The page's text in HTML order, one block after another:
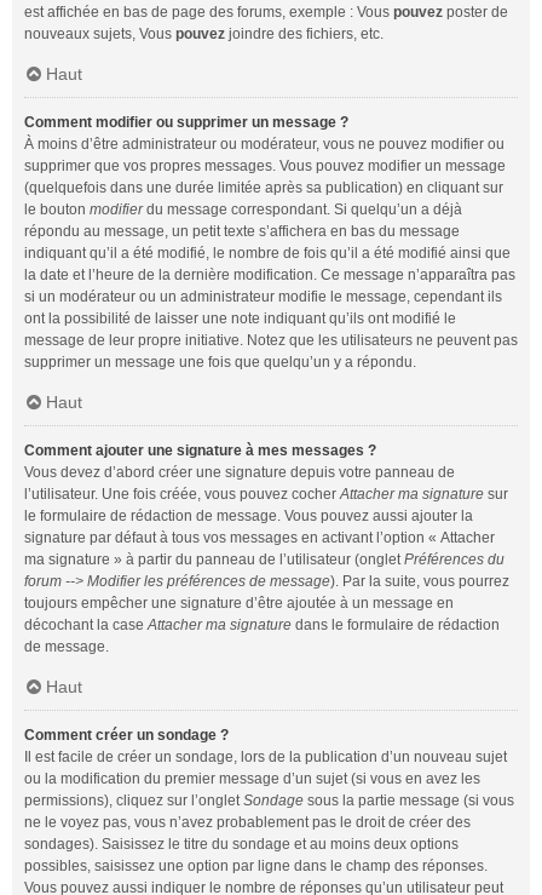
est affichée en bas de page des forums, exemple : Vous pouvez poster de
nouveaux sujets, Vous pouvez joindre des fichiers, etc.
Haut
Comment modifier ou supprimer un message ?
À moins d’être administrateur ou modérateur, vous ne pouvez modifier ou
supprimer que vos propres messages. Vous pouvez modifier un message
(quelquefois dans une durée limitée après sa publication) en cliquant sur
le bouton modifierdu message correspondant. Si quelqu’un a déjà
répondu au message, un petit texte s’affichera en bas du message
indiquant qu’il a été modifié, le nombre de fois qu’il a été modifié ainsi que
la date et l’heure de la dernière modification. Ce message n’apparaîtra pas
si un modérateur ou un administrateur modifie le message, cependant ils
ont la possibilité de laisser une note indiquant qu’ils ont modifié le
message de leur propre initiative. Notez que les utilisateurs ne peuvent pas
supprimer un message une fois que quelqu’un y a répondu.
Haut
Comment ajouter une signature à mes messages ?
Vous devez d’abord créer une signature depuis votre panneau de
l’utilisateur. Une fois créée, vous pouvez cocherAttacher ma signature sur
le formulaire de rédaction de message. Vous pouvez aussi ajouter la
signature par défaut à tous vos messages en activant l’option « Attacher
ma signature » à partir du panneau de l’utilisateur (ongletPréférences du
forum --> Modifier les préférences de message). Par la suite, vous pourrez
toujours empêcher une signature d’être ajoutée à un message en
décochant la caseAttacher ma signature dans le formulaire de rédaction
de message.
Haut
Comment créer un sondage ?
Il est facile de créer un sondage, lors de la publication d’un nouveau sujet
ou la modification du premier message d’un sujet (si vous en avez les
permissions), cliquez sur l’ongletSondage sous la partie message (si vous
ne le voyez pas, vous n’avez probablement pas le droit de créer des
sondages). Saisissez le titre du sondage et au moins deux options
possibles, saisissez une option par ligne dans le champ des réponses.
Vous pouvez aussi indiquer le nombre de réponses qu’un utilisateur peut